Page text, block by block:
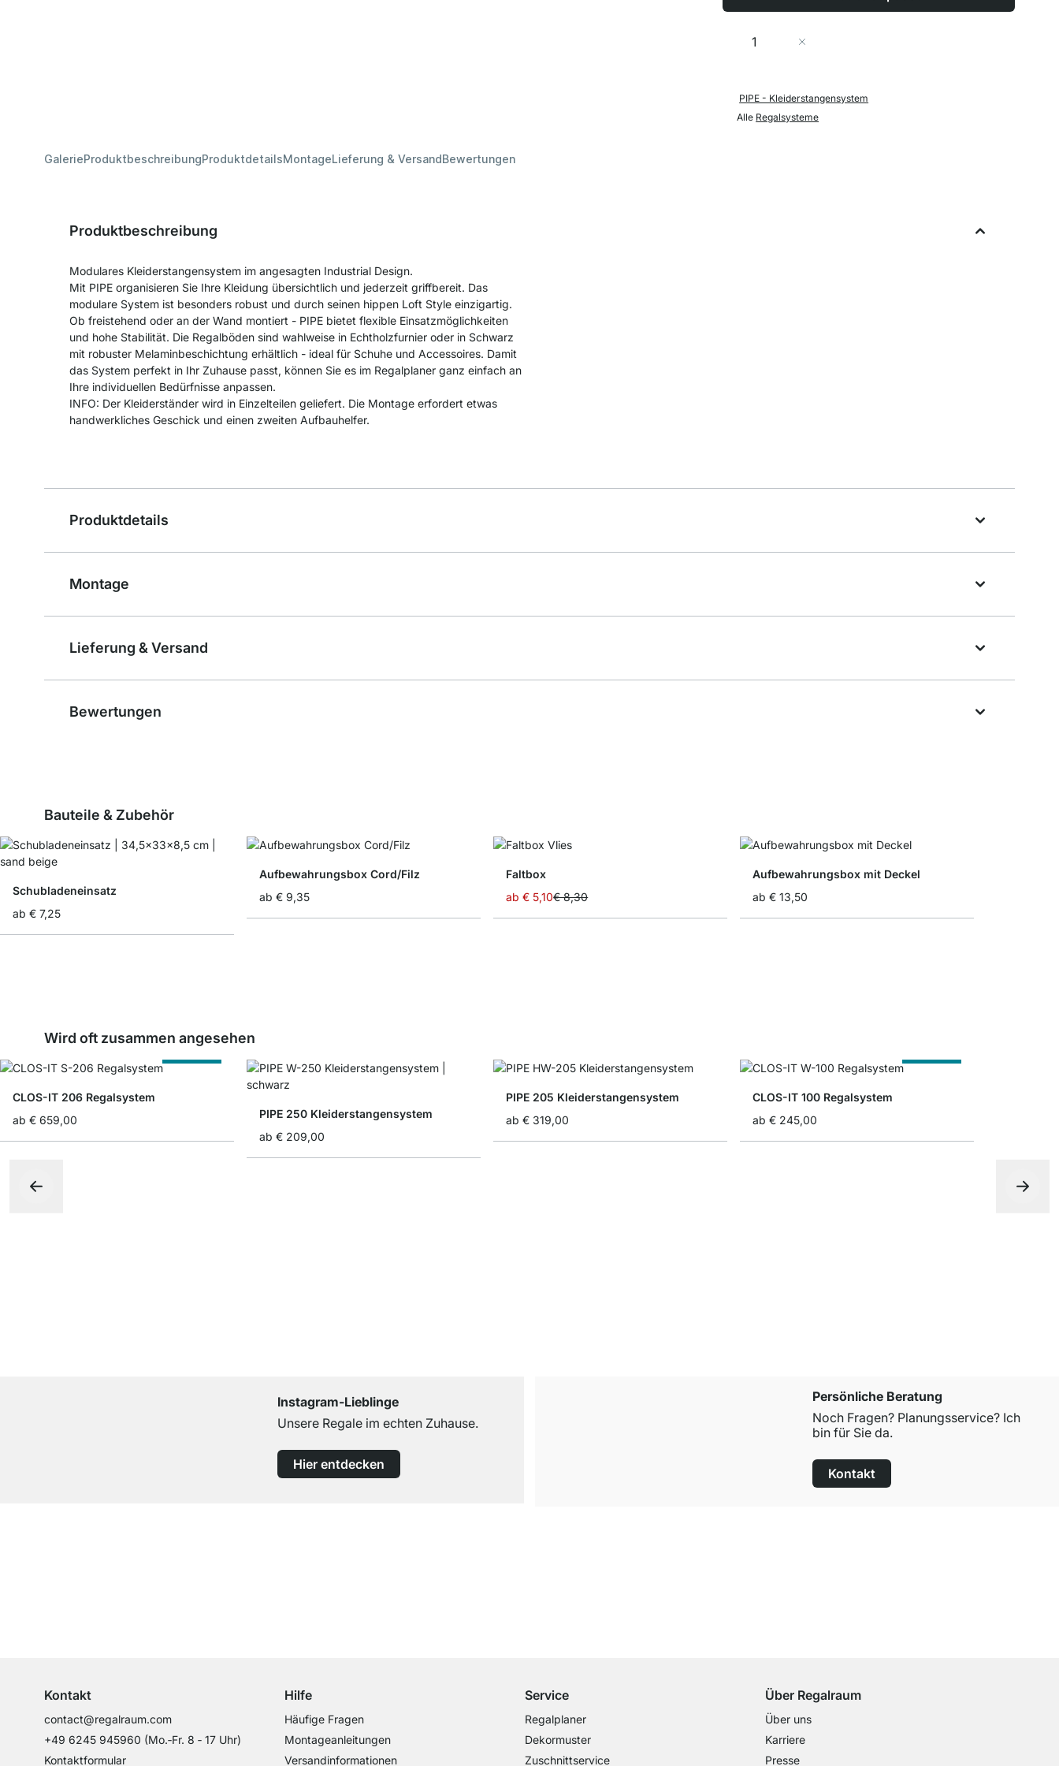
Menge
PIPE - Kleiderstangensystem
Alle Regalsysteme
GalerieProduktbeschreibungProduktdetailsMontageLieferung & VersandBewertungen
Produktbeschreibung
Modulares Kleiderstangensystem im angesagten Industrial Design.
Mit PIPE organisieren Sie Ihre Kleidung übersichtlich und jederzeit griffbereit. Das
modulare System ist besonders robust und durch seinen hippen Loft Style einzigartig.
Ob freistehend oder an der Wand montiert - PIPE bietet flexible Einsatzmöglichkeiten
und hohe Stabilität. Die Regalböden sind wahlweise in Echtholzfurnier oder in Schwarz
mit robuster Melaminbeschichtung erhältlich - ideal für Schuhe und Accessoires. Damit
das System perfekt in Ihr Zuhause passt, können Sie es im Regalplaner ganz einfach an
Ihre individuellen Bedürfnisse anpassen.
INFO: Der Kleiderständer wird in Einzelteilen geliefert. Die Montage erfordert etwas
handwerkliches Geschick und einen zweiten Aufbauhelfer.
Produktdetails
Montage
Lieferung & Versand
Bewertungen
Bauteile & Zubehör
Schubladeneinsatz
ab € 7,25
Aufbewahrungsbox Cord/Filz
ab € 9,35
Faltbox
ab € 5,10€ 8,30
Aufbewahrungsbox mit Deckel
ab € 13,50
Wird oft zusammen angesehen
CLOS-IT 206 Regalsystem
ab € 659,00
PIPE 250 Kleiderstangensystem
ab € 209,00
PIPE 205 Kleiderstangensystem
ab € 319,00
CLOS-IT 100 Regalsystem
ab € 245,00
Instagram-Lieblinge
Unsere Regale im echten Zuhause.
Hier entdecken
Persönliche Beratung
Noch Fragen? Planungsservice? Ich
bin für Sie da.
Kontakt
Kontakt
contact@regalraum.com
+49 6245 945960 (Mo.‑Fr. 8 ‑ 17 Uhr)
Kontaktformular
Hilfe
Häufige Fragen
Montageanleitungen
Versandinformationen
Service
Regalplaner
Dekormuster
Zuschnittservice
Über Regalraum
Über uns
Karriere
Presse